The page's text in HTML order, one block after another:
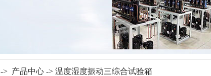
-> 产品中心 -> 温度湿度振动三综合试验箱